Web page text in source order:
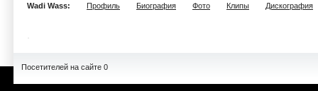
Wadi Wass: Профиль Биография Фото Клипы Дискография
Посетителей на сайте 0